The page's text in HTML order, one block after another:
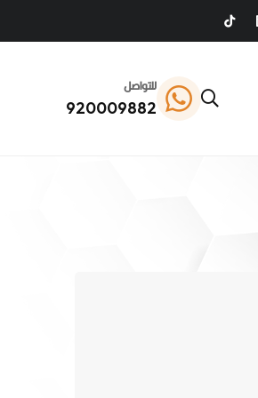
للتواصل
920009882